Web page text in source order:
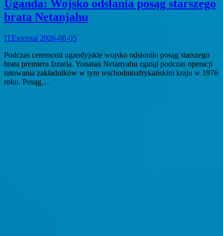
Uganda: Wojsko odsłania posąg starszego
brata Netanjahu
ITExternal 2026-08-05
Podczas ceremonii ugandyjskie wojsko odsłoniło posąg starszego
brata premiera Izraela. Yonatan Netanyahu zginął podczas operacji
ratowania zakładników w tym wschodnioafrykańskim kraju w 1976
roku. Posąg…